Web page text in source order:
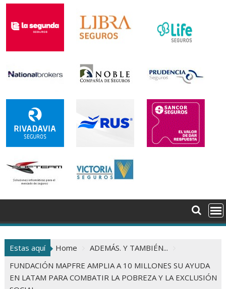
Estas aquí Home
ADEMÁS. Y TAMBIÉN...
FUNDACIÓN MAPFRE AMPLIA A 10 MILLONES SU AYUDA
EN LATAM PARA COMBATIR LA POBREZA Y LA EXCLUSIÓN